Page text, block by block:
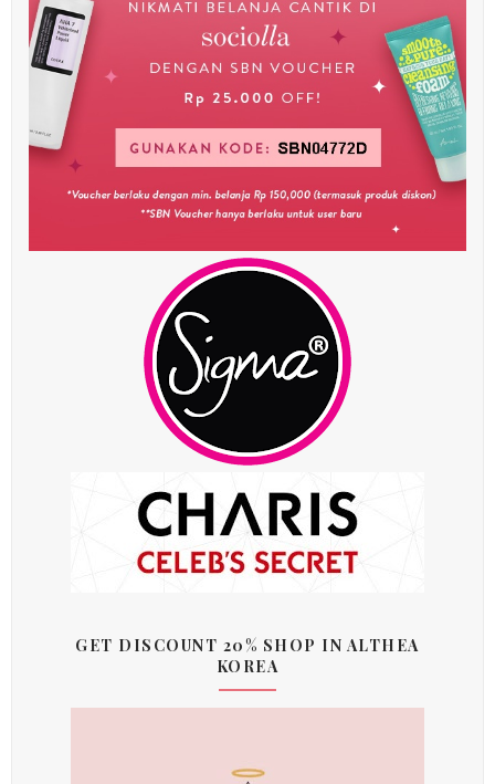
GET DISCOUNT 20% SHOP IN ALTHEA
KOREA